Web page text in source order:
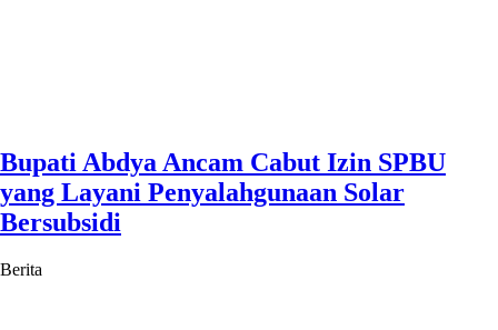
Bupati Abdya Ancam Cabut Izin SPBU
yang Layani Penyalahgunaan Solar
Bersubsidi
Berita